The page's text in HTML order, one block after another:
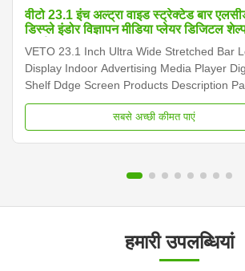
वीटो 23.1 इंच अल्ट्रा वाइड स्ट्रेक्टेड बार
डिस्प्ले इंडोर विज्ञापन मीडिया प्लेयर डिजिटल
VETO 23.1 Inch Ultra Wide Stretched Bar
Display Indoor Advertising Media Player
Shelf Ddge Screen Products Description
type 23.1 inch LCD screen Installation Wall
Display dimension 585.6mm *48.19mm
Color 16.7M Backlight LED backlight
सबसे अच्छी कीमत पाएं
हमारी उपलब्धियां